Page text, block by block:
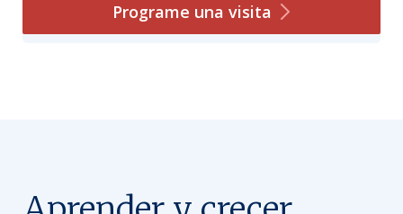
Programe una visita